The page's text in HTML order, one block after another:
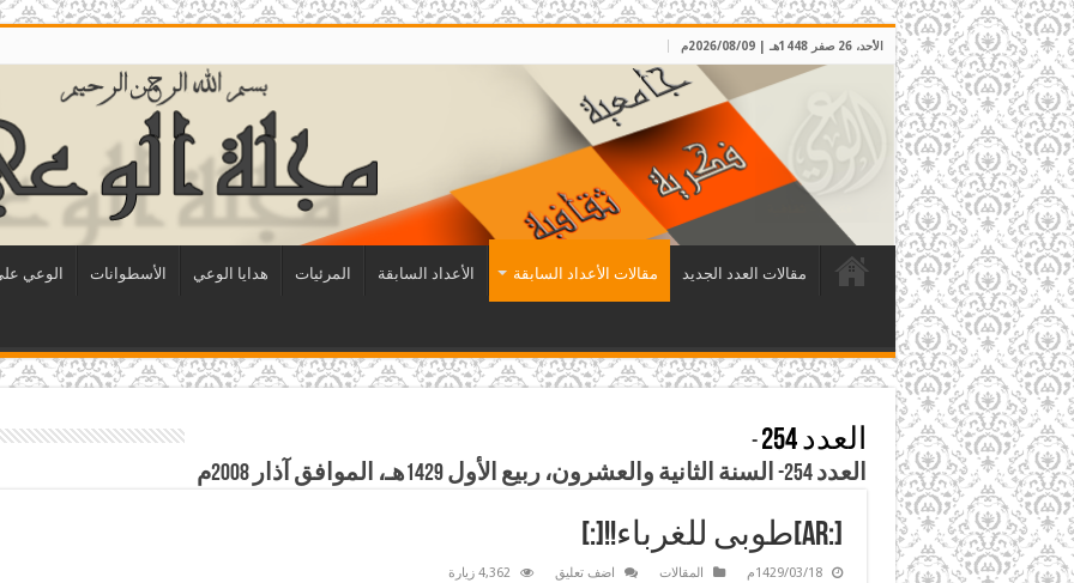
الأحد، 26 صفر 1448هـ | 2026/08/09م
مقالات العدد الجديد مقالات الأعداد السابقة الأعداد السابقة المرئيات هدايا الوعي الأسطوانات الوعي
العدد 254
-
العدد 254- السنة الثانية والعشرون، ربيع الأول 1429هـ، الموافق آذار 2008م
[:ar]طوبى للغرباء!![:]
1429/03/18م المقالات اضف تعليق 4,362 زيارة